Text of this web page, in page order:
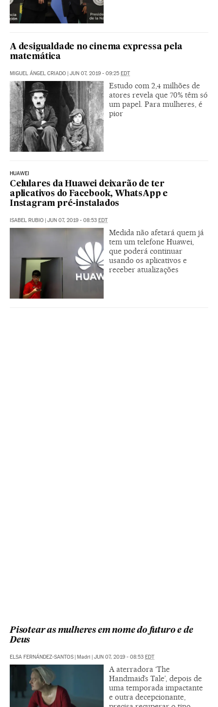
A desigualdade no cinema expressa pela
matemática
MIGUEL ÁNGEL CRIADO | JUN 07, 2019 - 09:25 EDT
Estudo com 2,4 milhões de
atores revela que 70% têm só
um papel. Para mulheres, é
pior
HUAWEI
Celulares da Huawei deixarão de ter
aplicativos do Facebook, WhatsApp e
Instagram pré-instalados
ISABEL RUBIO | JUN 07, 2019 - 08:53 EDT
Medida não afetará quem já
tem um telefone Huawei,
que poderá continuar
usando os aplicativos e
receber atualizações
Pisotear as mulheres em nome do futuro e de
Deus
ELSA FERNÁNDEZ-SANTOS | Madri | JUN 07, 2019 - 08:53 EDT
A aterradora ‘The
Handmaid’s Tale’, depois de
uma temporada impactante
e outra decepcionante,